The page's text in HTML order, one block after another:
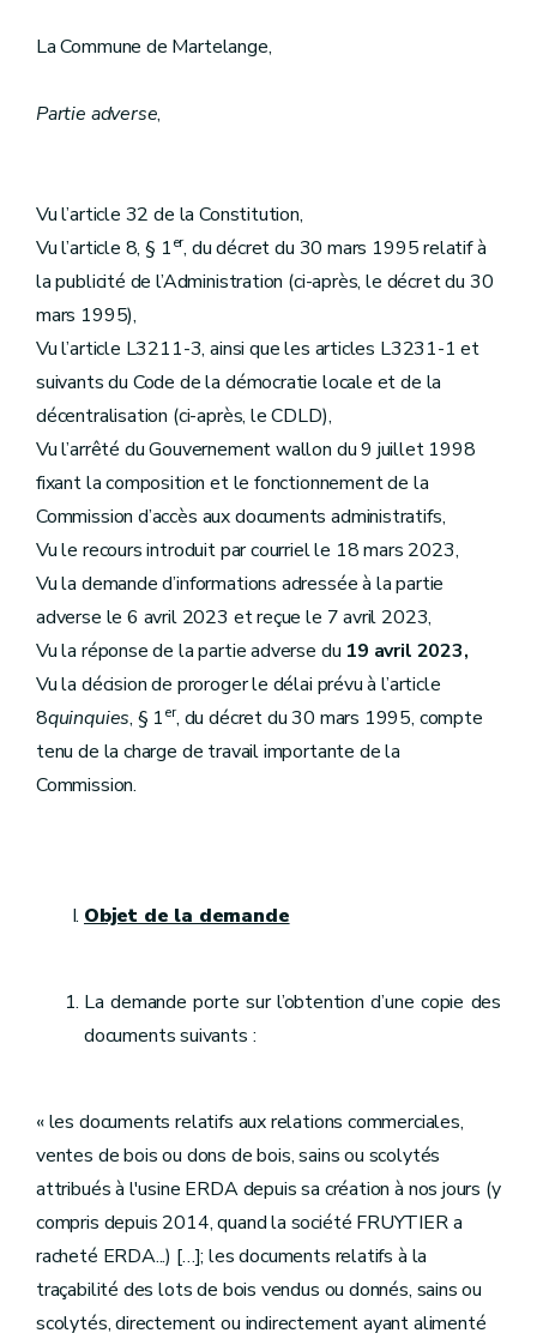
La Commune de Martelange,
Partie adverse,
Vu l’article 32 de la Constitution,
Vu l’article 8, § 1er, du décret du 30 mars 1995 relatif à
la publicité de l’Administration (ci-après, le décret du 30
mars 1995),
Vu l’article L3211-3, ainsi que les articles L3231-1 et
suivants du Code de la démocratie locale et de la
décentralisation (ci-après, le CDLD),
Vu l’arrêté du Gouvernement wallon du 9 juillet 1998
fixant la composition et le fonctionnement de la
Commission d’accès aux documents administratifs,
Vu le recours introduit par courriel le 18 mars 2023,
Vu la demande d’informations adressée à la partie
adverse le 6 avril 2023 et reçue le 7 avril 2023,
Vu la réponse de la partie adverse du 19 avril 2023,
Vu la décision de proroger le délai prévu à l’article
8quinquies, § 1er, du décret du 30 mars 1995, compte
tenu de la charge de travail importante de la
Commission.
Objet de la demande
La demande porte sur l’obtention d’une copie des
documents suivants :
« les documents relatifs aux relations commerciales,
ventes de bois ou dons de bois, sains ou scolytés
attribués à l'usine ERDA depuis sa création à nos jours (y
compris depuis 2014, quand la société FRUYTIER a
racheté ERDA...) […]; les documents relatifs à la
traçabilité des lots de bois vendus ou donnés, sains ou
scolytés, directement ou indirectement ayant alimenté